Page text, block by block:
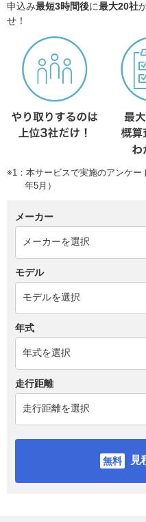
申込み最短3時間後に最大20社
せ！
※1：本サービスで実施のアンケー
年5月）
メーカー
モデル
年式
走行距離
見